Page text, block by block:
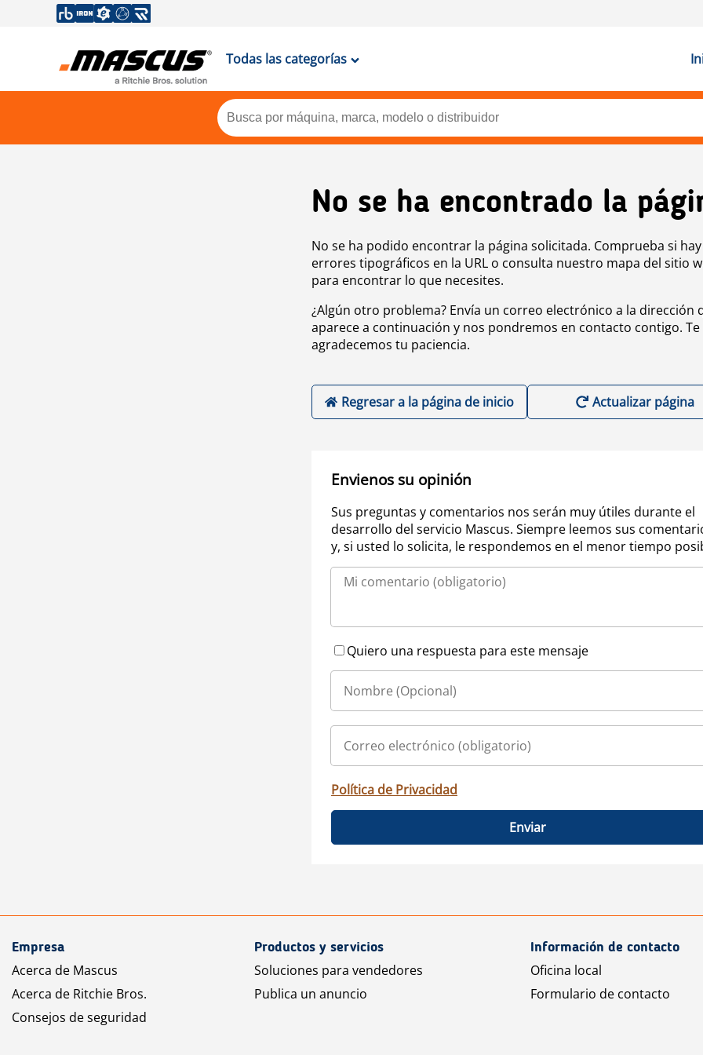
Todas las categorías
No se ha encontrado la
No se ha podido encontrar la página solicitada. Comprueba si hay
errores tipográficos en la URL o consulta nuestro mapa del sitio
para encontrar lo que necesites.
¿Algún otro problema? Envía un correo electrónico a la dirección
aparece a continuación y nos pondremos en contacto contigo. Te
agradecemos tu paciencia.
Regresar a la página de inicio Actualizar página
Envienos su opinión
Sus preguntas y comentarios nos serán muy útiles durante el
desarrollo del servicio Mascus. Siempre leemos sus
y, si usted lo solicita, le respondemos en el menor tiempo
Quiero una respuesta para este mensaje
Política de Privacidad
Enviar
Empresa
Acerca de Mascus
Acerca de Ritchie Bros.
Consejos de seguridad
Productos y servicios
Soluciones para vendedores
Publica un anuncio
Información de contacto
Oficina local
Formulario de contacto